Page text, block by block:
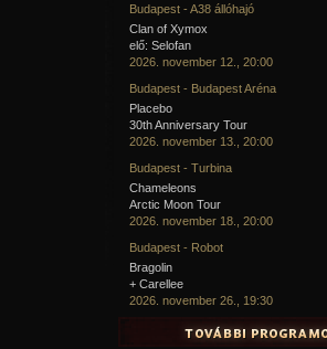
Budapest - A38 állóhajó
Clan of Xymox
elő: Selofan
2026. november 12., 20:00
Budapest - Budapest Aréna
Placebo
30th Anniversary Tour
2026. november 13., 20:00
Budapest - Turbina
Chameleons
Arctic Moon Tour
2026. november 18., 20:00
Budapest - Robot
Bragolin
+ Carellee
2026. november 26., 19:30